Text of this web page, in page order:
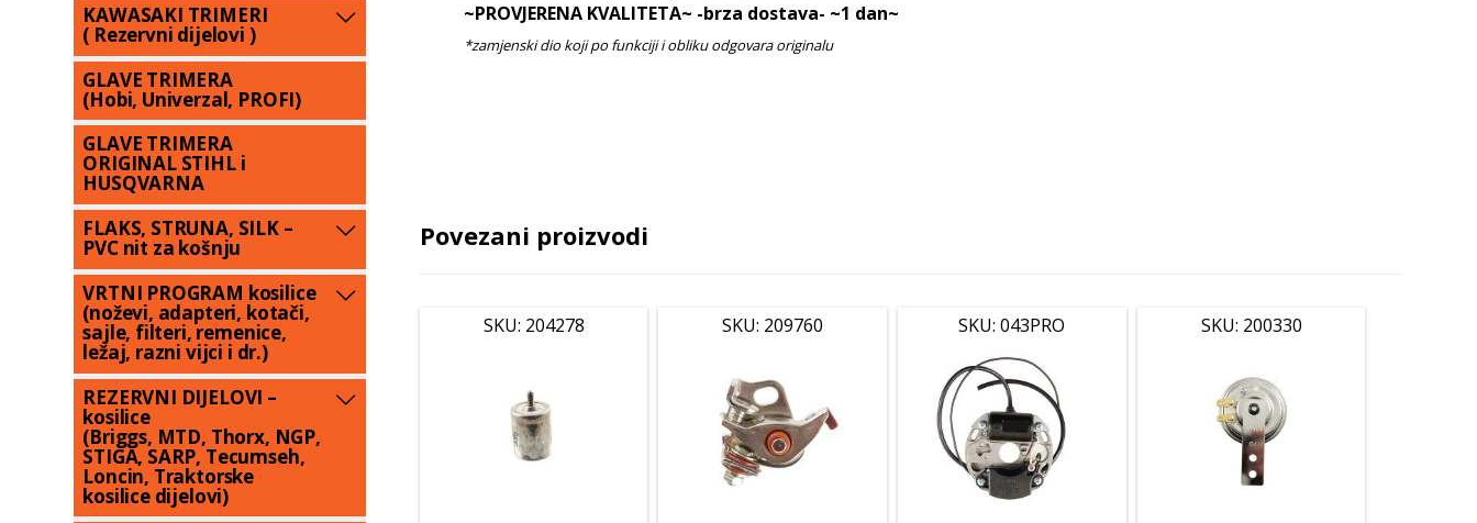
~PROVJERENA KVALITETA~ -brza dostava- ~1 dan~
Povezani proizvodi
SKU: 204278 SKU: 209760 SKU: 043PRO SKU: 200330
KAWASAKI TRIMERI
( Rezervni dijelovi )
GLAVE TRIMERA
(Hobi, Univerzal, PROFI)
GLAVE TRIMERA
ORIGINAL STIHL i
HUSQVARNA
FLAKS, STRUNA, SILK –
PVC nit za košnju
VRTNI PROGRAM kosilice
(noževi, adapteri, kotači,
sajle, filteri, remenice,
ležaj, razni vijci i dr.)
REZERVNI DIJELOVI –
kosilice
(Briggs, MTD, Thorx, NGP,
STIGA, SARP, Tecumseh,
Loncin, Traktorske
kosilice dijelovi)